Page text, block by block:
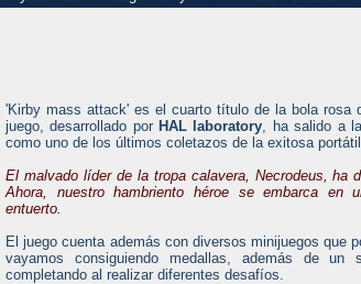
'Kirby mass attack' es el cuarto título de la bola rosa
juego, desarrollado por HAL laboratory, ha salido a
como uno de los últimos coletazos de la exitosa
El malvado líder de la tropa calavera, Necrodeus, ha
Ahora, nuestro hambriento héroe se embarca en
entuerto.
El juego cuenta además con diversos minijuegos que
vayamos consiguiendo medallas, además de un
completando al realizar diferentes desafíos.